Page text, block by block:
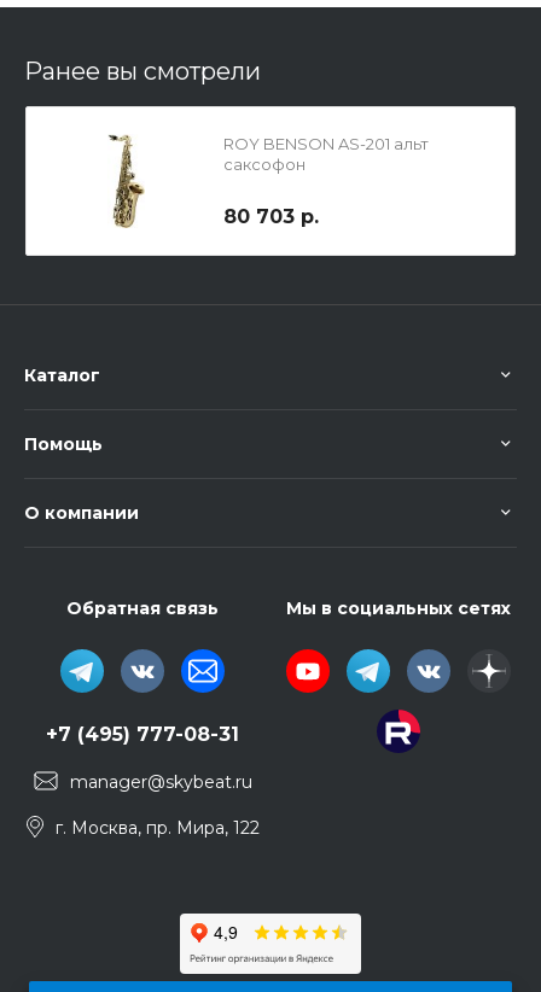
Ранее вы смотрели
ROY BENSON AS-201 альт
саксофон
80 703 р.
Каталог
Помощь
О компании
Обратная связь
+7 (495) 777-08-31
manager@skybeat.ru
г. Москва, пр. Мира, 122
Мы в социальных сетях